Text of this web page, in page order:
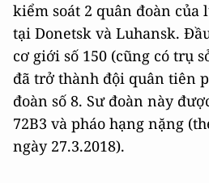
kiểm soát 2 quân đoàn của
tại Donetsk và Luhansk.
cơ giới số 150 (cũng có trụ
đã trở thành đội quân tiên
đoàn số 8. Sư đoàn này
72B3 và pháo hạng nặng
ngày 27.3.2018).